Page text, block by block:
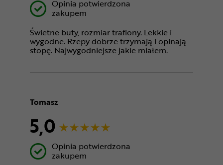
Opinia potwierdzona
zakupem
Świetne buty, rozmiar trafiony. Lekkie i
wygodne. Rzepy dobrze trzymają i opinają
stopę. Najwygodniejsze jakie miałem.
Tomasz
5,0
Opinia potwierdzona
zakupem